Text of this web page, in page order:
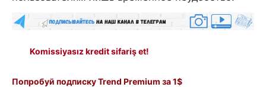
Komissiyasız kredit sifariş et!
Попробуй подписку Trend Premium за 1$